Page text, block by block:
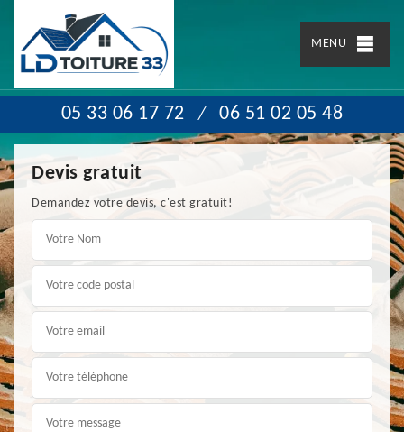
MENU
05 33 06 17 72 / 06 51 02 05 48
Devis gratuit
Demandez votre devis, c'est gratuit!